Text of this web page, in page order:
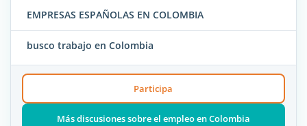
EMPRESAS ESPAÑOLAS EN COLOMBIA
busco trabajo en Colombia
Participa
Más discusiones sobre el empleo en Colombia